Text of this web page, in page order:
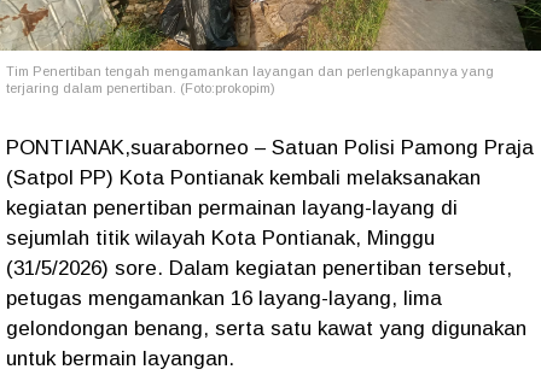
Tim Penertiban tengah mengamankan layangan dan perlengkapannya yang
terjaring dalam penertiban. (Foto:prokopim)
PONTIANAK,suaraborneo – Satuan Polisi Pamong Praja
(Satpol PP) Kota Pontianak kembali melaksanakan
kegiatan penertiban permainan layang-layang di
sejumlah titik wilayah Kota Pontianak, Minggu
(31/5/2026) sore. Dalam kegiatan penertiban tersebut,
petugas mengamankan 16 layang-layang, lima
gelondongan benang, serta satu kawat yang digunakan
untuk bermain layangan.